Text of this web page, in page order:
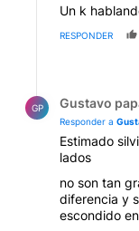
Un k
RESPONDER
GP Gustavo
Responder a
Estimado
lados
no son tan
diferencia y
escondido